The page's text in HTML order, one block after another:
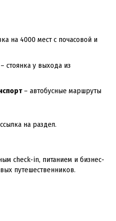
на 4000 мест с почасовой и
– стоянка у выхода из
– автобусные маршруты
на раздел.
check-in, питанием и бизнес-
путешественников.